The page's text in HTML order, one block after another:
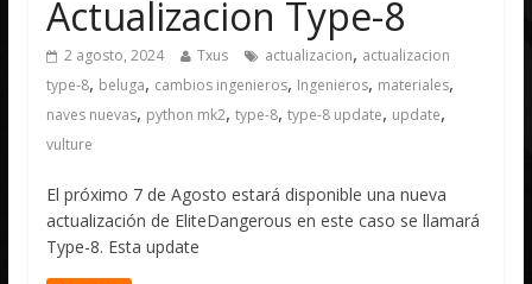
Actualizacion Type-8
2 agosto, 2024 Txus actualizacion, actualizacion
type-8, beluga, cambios ingenieros, Ingenieros, materiales,
naves nuevas, python mk2,type-8,type-8 update, update,
vulture
El próximo 7 de Agosto estará disponible una nueva
actualización de EliteDangerous en este caso se llamará
Type-8. Esta update